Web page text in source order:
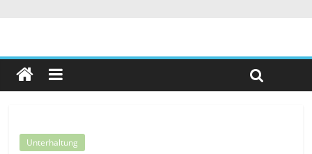
Unterhaltung